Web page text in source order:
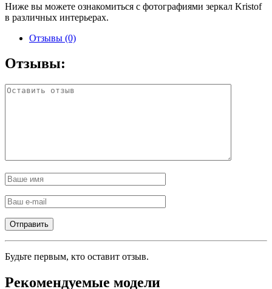
Ниже вы можете ознакомиться с фотографиями зеркал Kristof
в различных интерьерах.
Отзывы (0)
Отзывы:
Будьте первым, кто оставит отзыв.
Рекомендуемые модели